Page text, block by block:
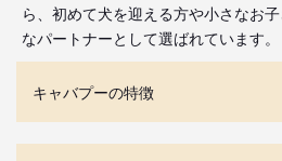
ら、初めて犬を迎える方や小さなお
なパートナーとして選ばれています。
キャバプーの特徴